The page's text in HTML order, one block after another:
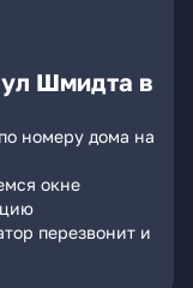
Шмидта в
номеру дома на
окне
перезвонит и